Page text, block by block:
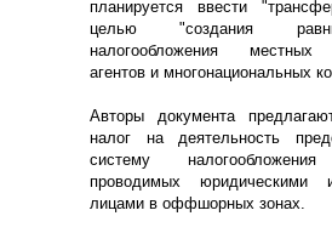
планируется ввести
целью "создания
налогообложения местных
агентов и многонациональных
Авторы документа
налог на деятельность
систему налогообложения
проводимых юридическими
лицами в оффшорных зонах.